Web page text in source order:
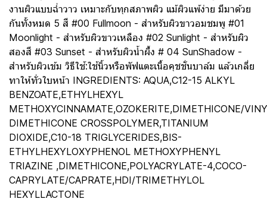
งานผิวแบบฉ่ำวาว เหมาะกับทุกสภาพผิว แม้ผิวแพ้ง่าย มีมาด้วย
กันทั้งหมด 5 สี #00 Fullmoon - สำหรับผิวขาวอมชมพู #01
Moonlight - สำหรับผิวขาวเหลือง #02 Sunlight - สำหรับผิว
สองสี #03 Sunset - สำหรับผิวน้ำผึ้ง # 04 SunShadow -
สำหรับผิวเข้ม วิธีใช้:ใช้นิ้วหรือพัฟแตะเนื้อคุชชั่นบาล์ม แล้วเกลี่ย
ทาให้ทั่วใบหน้า INGREDIENTS: AQUA,C12-15 ALKYL
BENZOATE,ETHYLHEXYL
METHOXYCINNAMATE,OZOKERITE,DIMETHICONE/
DIMETHICONE CROSSPOLYMER,TITANIUM
DIOXIDE,C10-18 TRIGLYCERIDES,BIS-
ETHYLHEXYLOXYPHENOL METHOXYPHENYL
TRIAZINE ,DIMETHICONE,POLYACRYLATE-4,COCO-
CAPRYLATE/CAPRATE,HDI/TRIMETHYLOL
HEXYLLACTONE